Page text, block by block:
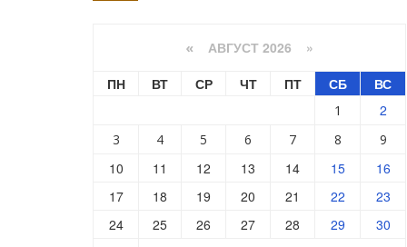
« АВГУСТ 2026 »
ПН
ВТ СР ЧТ ПТ СБ ВС
1 2
3 4 5 6 7 8 9
10 11 12 13 14 15
16
17
18 19 20 21 22
23
24
25 26 27 28 29
30